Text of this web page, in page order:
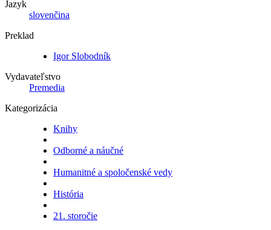
Jazyk
slovenčina
Preklad
Igor Slobodník
Vydavateľstvo
Premedia
Kategorizácia
Knihy
Odborné a náučné
Humanitné a spoločenské vedy
História
21. storočie